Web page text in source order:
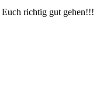
richtig gut gehen!!!